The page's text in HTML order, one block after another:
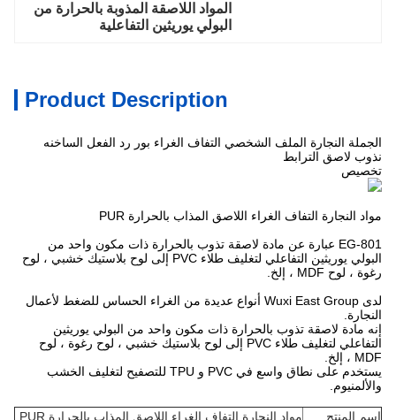
المواد اللاصقة المذوبة بالحرارة من
البولي يوريثين التفاعلية
Product Description
الجملة النجارة الملف الشخصي التفاف الغراء بور رد الفعل الساخنه
نذوب لاصق الترابط
تخصيص
مواد النجارة التفاف الغراء اللاصق المذاب بالحرارة PUR
EG-801 عبارة عن مادة لاصقة تذوب بالحرارة ذات مكون واحد من
البولي يوريثين التفاعلي لتغليف طلاء PVC إلى لوح بلاستيك خشبي ، لوح
رغوة ، لوح MDF ، إلخ.
لدى Wuxi East Group أنواع عديدة من الغراء الحساس للضغط لأعمال
النجارة.
إنه مادة لاصقة تذوب بالحرارة ذات مكون واحد من البولي يوريثين
التفاعلي لتغليف طلاء PVC إلى لوح بلاستيك خشبي ، لوح رغوة ، لوح
MDF ، إلخ.
يستخدم على نطاق واسع في PVC و TPU للتصفيح لتغليف الخشب
والألمنيوم.
اسم المنتج
مواد النجارة التفاف الغراء اللاصق المذاب بالحرارة PUR